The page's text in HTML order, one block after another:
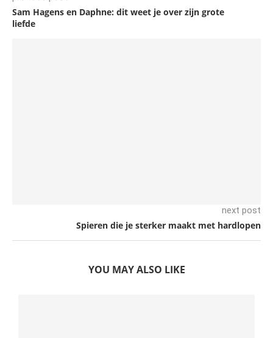
Sam Hagens en Daphne: dit weet je over zijn grote
liefde
next post
Spieren die je sterker maakt met hardlopen
YOU MAY ALSO LIKE